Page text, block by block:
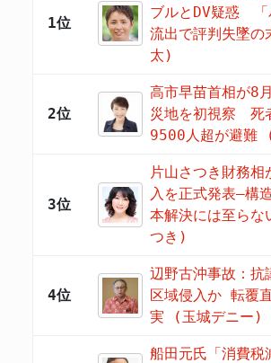
1位
ブルとDV疑惑 「
流出で評判失墜
太)
2位
高市早苗首相が8
災地を初視察 死
9500人超が避難
3位
片山さつき財務相
入を正式発表―構
本解決には至ら
つき)
4位
辺野古沖事故：抗
区域侵入か 転覆
実 (玉城デニー)
船田元氏「消費税